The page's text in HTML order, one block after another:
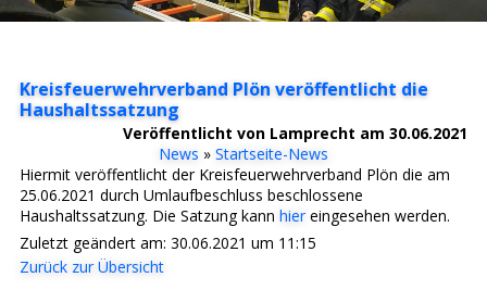
Kreisfeuerwehrverband Plön veröffentlicht die
Haushaltssatzung
Veröffentlicht von Lamprecht am 30.06.2021
News » Startseite-News
Hiermit veröffentlicht der Kreisfeuerwehrverband Plön die am
25.06.2021 durch Umlaufbeschluss beschlossene
Haushaltssatzung. Die Satzung kann hiereingesehen werden.
Zuletzt geändert am: 30.06.2021 um 11:15
Zurück zur Übersicht